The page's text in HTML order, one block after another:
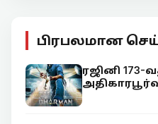
பிரபலமான
ரஜினி 173-